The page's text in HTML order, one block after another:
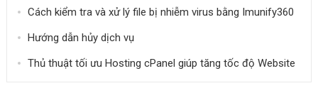
Cách kiểm tra và xử lý file bị nhiễm virus bằng Imunify360
Hướng dẫn hủy dịch vụ
Thủ thuật tối ưu Hosting cPanel giúp tăng tốc độ Website